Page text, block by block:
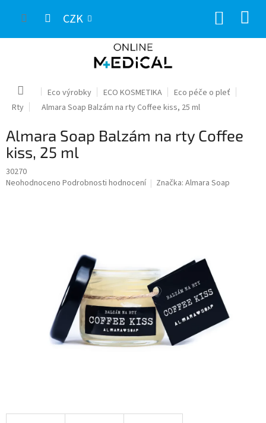
CZK
Domů Eco výrobky ECO KOSMETIKA
Eco péče o pleť
Rty
Almara Soap Balzám na rty Coffee kiss, 25 ml
Almara Soap Balzám na rty Coffee
kiss, 25 ml
30270
Průměrné
Neohodnoceno Podrobnosti hodnocení Značka: Almara Soap